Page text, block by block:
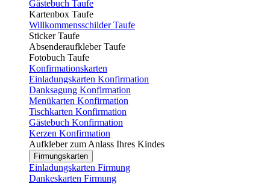
Gästebuch Taufe
Kartenbox Taufe
Willkommensschilder Taufe
Sticker Taufe
Absenderaufkleber Taufe
Fotobuch Taufe
Konfirmationskarten
Einladungskarten Konfirmation
Danksagung Konfirmation
Menükarten Konfirmation
Tischkarten Konfirmation
Gästebuch Konfirmation
Kerzen Konfirmation
Aufkleber zum Anlass Ihres Kindes
Firmungskarten
Einladungskarten Firmung
Dankeskarten Firmung